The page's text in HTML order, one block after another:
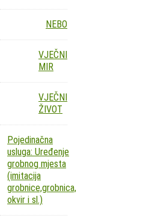
NEBO
VJEČNI
MIR
VJEČNI
ŽIVOT
Pojedinačna
usluga: Uređenje
grobnog mjesta
(imitacija
grobnice,grobnica,
okvir i sl.)